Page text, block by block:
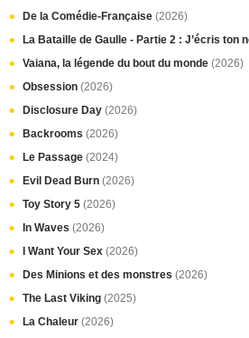
De la Comédie-Française (2026)
La Bataille de Gaulle - Partie 2 : J’écris ton
Vaiana, la légende du bout du monde (2026)
Obsession (2026)
Disclosure Day (2026)
Backrooms (2026)
Le Passage (2024)
Evil Dead Burn (2026)
Toy Story 5 (2026)
In Waves (2026)
I Want Your Sex (2026)
Des Minions et des monstres (2026)
The Last Viking (2025)
La Chaleur (2026)